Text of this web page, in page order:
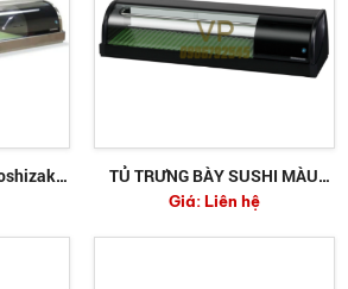
TỦ TRƯNG BÀY SUSHI MÀU
ĐEN HOSHIZAKI HNC-180BE-R-
B
Giá:Liên hệ